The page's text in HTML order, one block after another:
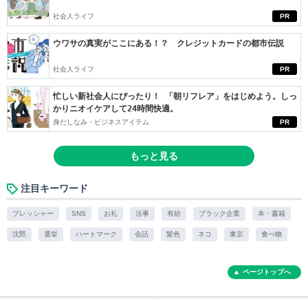
PR
社会人ライフ
PR
ウワサの真実がここにある！？ クレジットカードの都市伝説
社会人ライフ
PR
忙しい新社会人にぴったり！ 「朝リフレア」をはじめよう。しっ
かりニオイケアして24時間快適。
身だしなみ・ビジネスアイテム
もっと見る
注目キーワード
プレッシャー SNS お礼 法事 有給 ブラック企業 本・書籍
沈黙 選挙 ハートマーク 会話 髪色 ネコ 東京 食べ物
ページトップへ